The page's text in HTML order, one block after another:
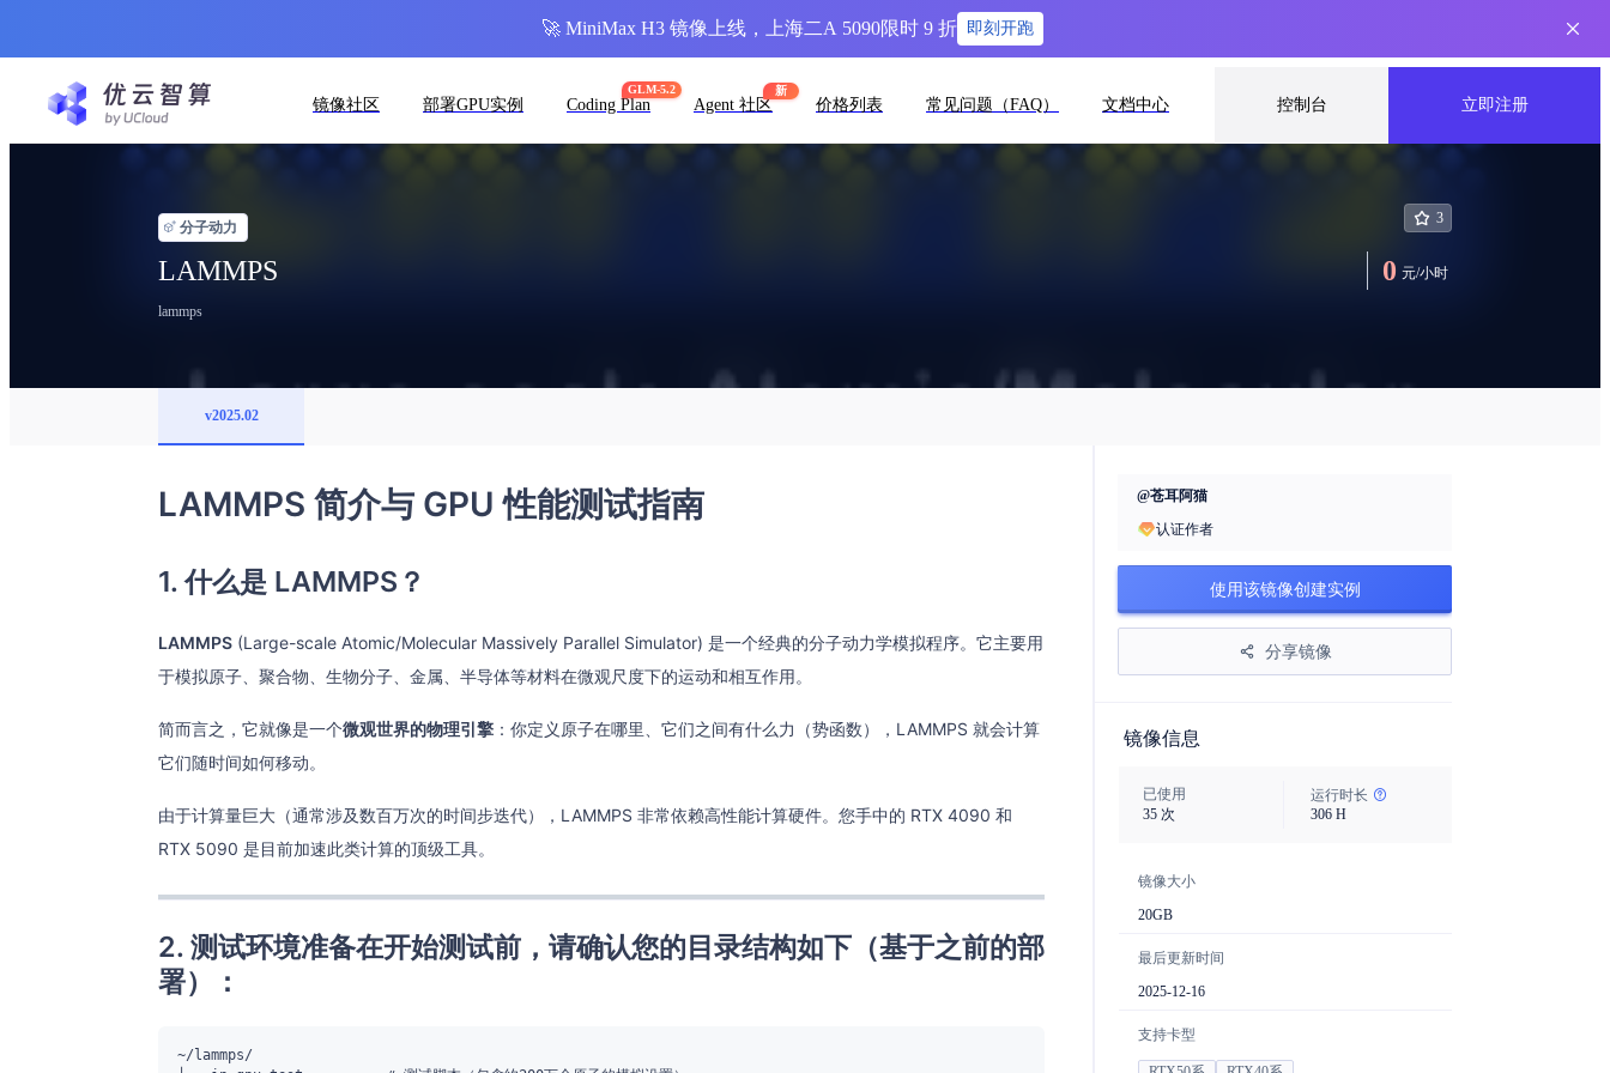
镜像社区 部署GPU实例
GLM-5.2
Coding Plan
新
Agent 社区 价格列表 常见问题（FAQ） 文档中心 控制台 立即注册
分子动力
LAMMPS
lammps
3
0 元/小时
v2025.02
LAMMPS 简介与 GPU 性能测试指南
1. 什么是 LAMMPS？
LAMMPS (Large-scale Atomic/Molecular Massively Parallel Simulator) 是一个经典的分子动力学模拟程序。它主要用
于模拟原子、聚合物、生物分子、金属、半导体等材料在微观尺度下的运动和相互作用。
简而言之，它就像是一个微观世界的物理引擎 ：你定义原子在哪里、它们之间有什么力（势函数），LAMMPS 就会计算
它们随时间如何移动。
由于计算量巨大（通常涉及数百万次的时间步迭代），LAMMPS 非常依赖高性能计算硬件。您手中的 RTX 4090 和
RTX 5090 是目前加速此类计算的顶级工具。
2. 测试环境准备在开始测试前，请确认您的目录结构如下（基于之前的部
署）：
@苍耳阿猫
认证作者
使用该镜像创建实例
分享镜像
镜像信息
已使用
35 次
运行时长
306H
镜像大小
20GB
最后更新时间
2025-12-16
支持卡型
🚀 MiniMax H3 镜像上线，上海二A 5090限时 9 折 即刻开跑